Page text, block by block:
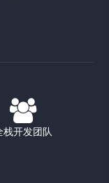
栈开发团队